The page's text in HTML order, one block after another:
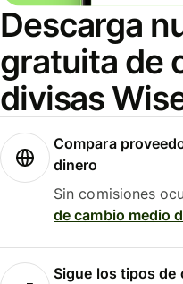
Descarga
gratuita de
divisas
Compara
dinero
Sin comisiones
de cambio medio
Sigue los tipos de